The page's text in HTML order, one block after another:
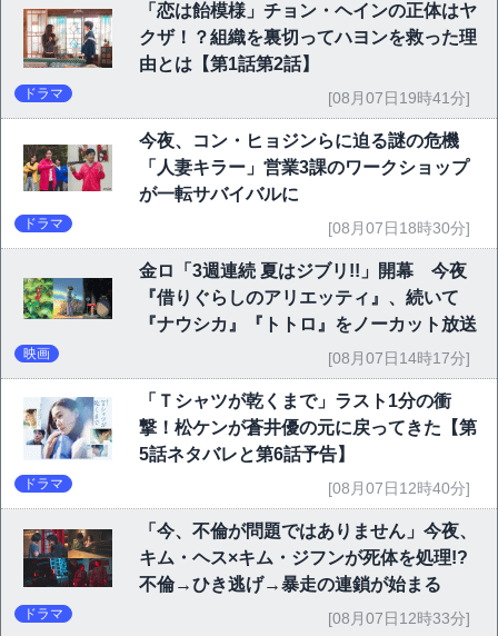
「恋は飴模様」チョン・ヘインの正体はヤ
クザ！？組織を裏切ってハヨンを救った理
由とは【第1話第2話】
ドラマ [08月07日19時41分]
今夜、コン・ヒョジンらに迫る謎の危機
「人妻キラー」営業3課のワークショップ
が一転サバイバルに
ドラマ [08月07日18時30分]
金ロ「3週連続 夏はジブリ!!」開幕 今夜
『借りぐらしのアリエッティ』、続いて
『ナウシカ』『トトロ』をノーカット放送
映画 [08月07日14時17分]
「Ｔシャツが乾くまで」ラスト1分の衝
撃！松ケンが蒼井優の元に戻ってきた【第
5話ネタバレと第6話予告】
ドラマ [08月07日12時40分]
「今、不倫が問題ではありません」今夜、
キム・ヘス×キム・ジフンが死体を処理!?
不倫→ひき逃げ→暴走の連鎖が始まる
ドラマ [08月07日12時33分]